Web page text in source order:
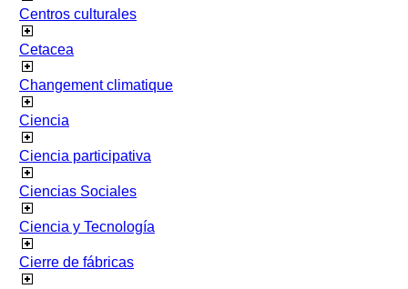
Centros culturales
Cetacea
Changement climatique
Ciencia
Ciencia participativa
Ciencias Sociales
Ciencia y Tecnología
Cierre de fábricas